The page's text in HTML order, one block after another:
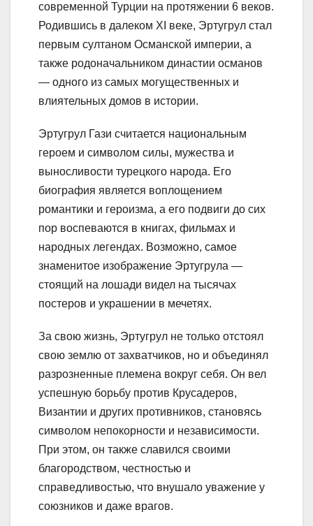
современной Турции на протяжении 6 веков.
Родившись в далеком XI веке, Эртугрул стал
первым султаном Османской империи, а
также родоначальником династии османов
— одного из самых могущественных и
влиятельных домов в истории.
Эртугрул Гази считается национальным
героем и символом силы, мужества и
выносливости турецкого народа. Его
биография является воплощением
романтики и героизма, а его подвиги до сих
пор воспеваются в книгах, фильмах и
народных легендах. Возможно, самое
знаменитое изображение Эртугрула —
стоящий на лошади видел на тысячах
постеров и украшении в мечетях.
За свою жизнь, Эртугрул не только отстоял
свою землю от захватчиков, но и объединял
разрозненные племена вокруг себя. Он вел
успешную борьбу против Крусадеров,
Византии и других противников, становясь
символом непокорности и независимости.
При этом, он также славился своими
благородством, честностью и
справедливостью, что внушало уважение у
союзников и даже врагов.